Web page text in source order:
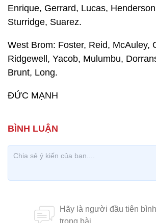
Enrique, Gerrard, Lucas,
Sturridge, Suarez.
West Brom: Foster, Reid, McAuley,
Ridgewell, Yacob, Mulumbu,
Brunt, Long.
ĐỨC MẠNH